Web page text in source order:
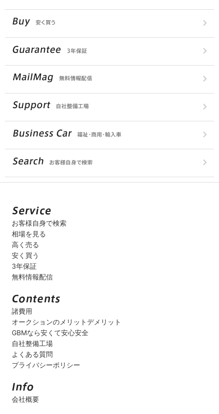
お客様自身で検索
相場を見る
高く売る
安く買う
3年保証
無料情報配信
諸費用
オークションのメリットデメリット
GBMなら安くて安心安全
自社整備工場
よくある質問
プライバシーポリシー
会社概要